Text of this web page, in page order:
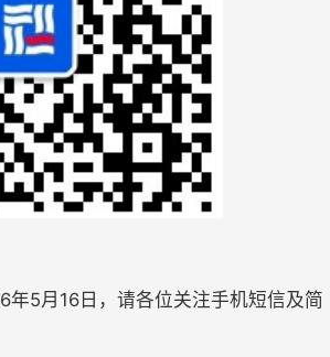
6年5月 16 日，请各位关注手机短信及简